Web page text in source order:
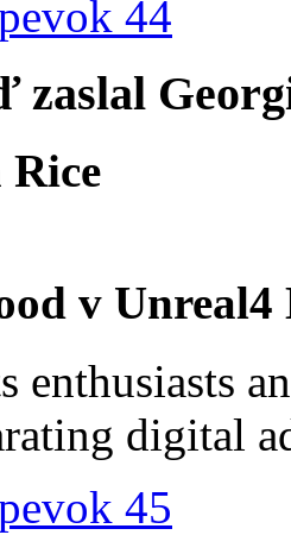
44
zaslal
Rice
v Unreal4
enthusiasts
digital
45